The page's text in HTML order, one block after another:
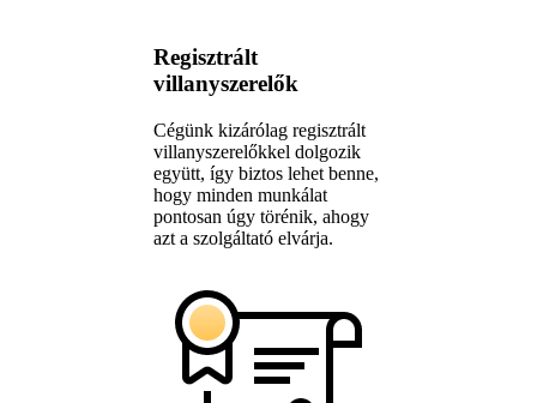
Regisztrált
villanyszerelők
Cégünk kizárólag regisztrált
villanyszerelőkkel dolgozik
együtt, így biztos lehet benne,
hogy minden munkálat
pontosan úgy törénik, ahogy
azt a szolgáltató elvárja.